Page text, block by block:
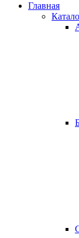
Главная